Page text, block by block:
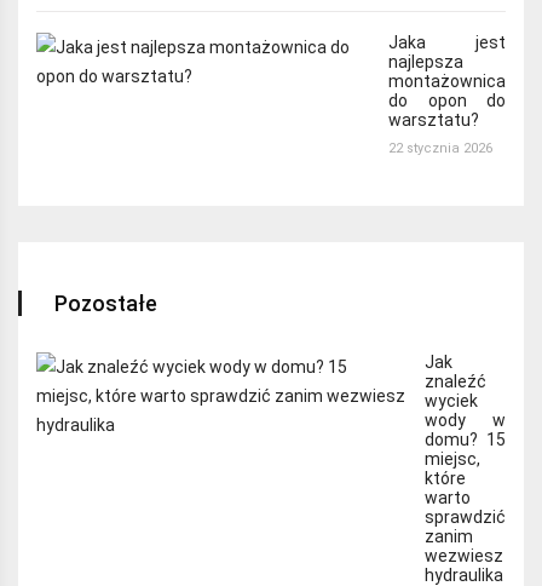
Jaka jest
najlepsza
montażownica
do opon do
warsztatu?
22 stycznia 2026
Pozostałe
Jak
znaleźć
wyciek
wody w
domu? 15
miejsc,
które
warto
sprawdzić
zanim
wezwiesz
hydraulika